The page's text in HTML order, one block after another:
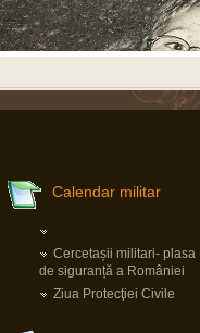
Calendar militar
Cercetașii militari- plasa
de siguranță a României
Ziua Protecţiei Civile